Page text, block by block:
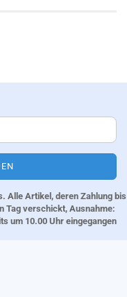
Alle Artikel, deren Zahlung bis
Tag verschickt, Ausnahme:
um 10.00 Uhr eingegangen